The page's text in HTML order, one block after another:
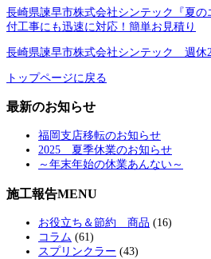
長崎県諫早市株式会社シンテック『夏の
付工事にも迅速に対応！簡単お見積り
長崎県諫早市株式会社シンテック 週休
トップページに戻る
最新のお知らせ
福岡支店移転のお知らせ
2025 夏季休業のお知らせ
～年末年始の休業あんない～
施工報告MENU
お役立ち＆節約 商品 (16)
コラム (61)
スプリンクラー (43)